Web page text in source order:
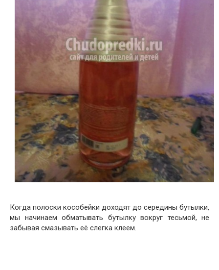
Когда полоски кособейки доходят до середины бутылки,
мы начинаем обматывать бутылку вокруг тесьмой, не
забывая смазывать её слегка клеем.